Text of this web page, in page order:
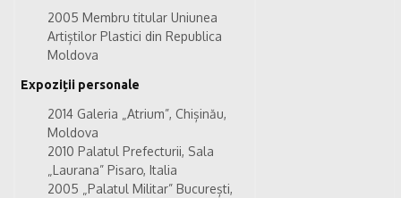
2005 Membru titular Uniunea
Artiștilor Plastici din Republica
Moldova
Expoziții personale
2014 Galeria „Atrium”, Chișinău,
Moldova
2010 Palatul Prefecturii, Sala
„Laurana” Pisaro, Italia
2005 „Palatul Militar” București,